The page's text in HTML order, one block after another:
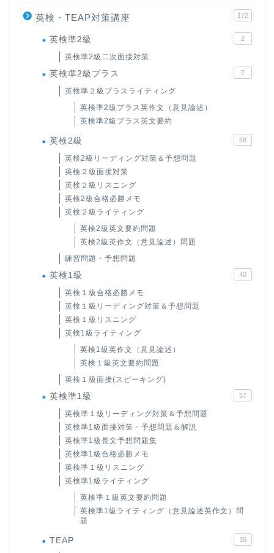
英検・TEAP対策講座 172
英検準2級 2
英検準2級二次面接対策
英検準2級プラス 7
英検準２級プラスライティング
英検準2級プラス英作文（意見論述）
英検準2級プラス英文要約
英検2級 58
英検2級リーディング対策＆予想問題
英検２級面接対策
英検２級リスニング
英検2級合格必勝メモ
英検２級ライティング
英検2級英文要約問題
英検2級英作文（意見論述）問題
練習問題・予想問題
英検1級 40
英検１級合格必勝メモ
英検１級リーディング対策＆予想問題
英検１級リスニング
英検1級ライティング
英検1級英作文（意見論述）
英検１級英文要約問題
英検１級面接(スピーキング)
英検準1級 57
英検準１級リーディング対策＆予想問題
英検準1級面接対策・予想問題＆解説
英検準1級長文予想問題集
英検準1級合格必勝メモ
英検準１級リスニング
英検準1級ライティング
英検準１級英文要約問題
英検準1級ライティング（意見論述英作文）問
題
TEAP 15